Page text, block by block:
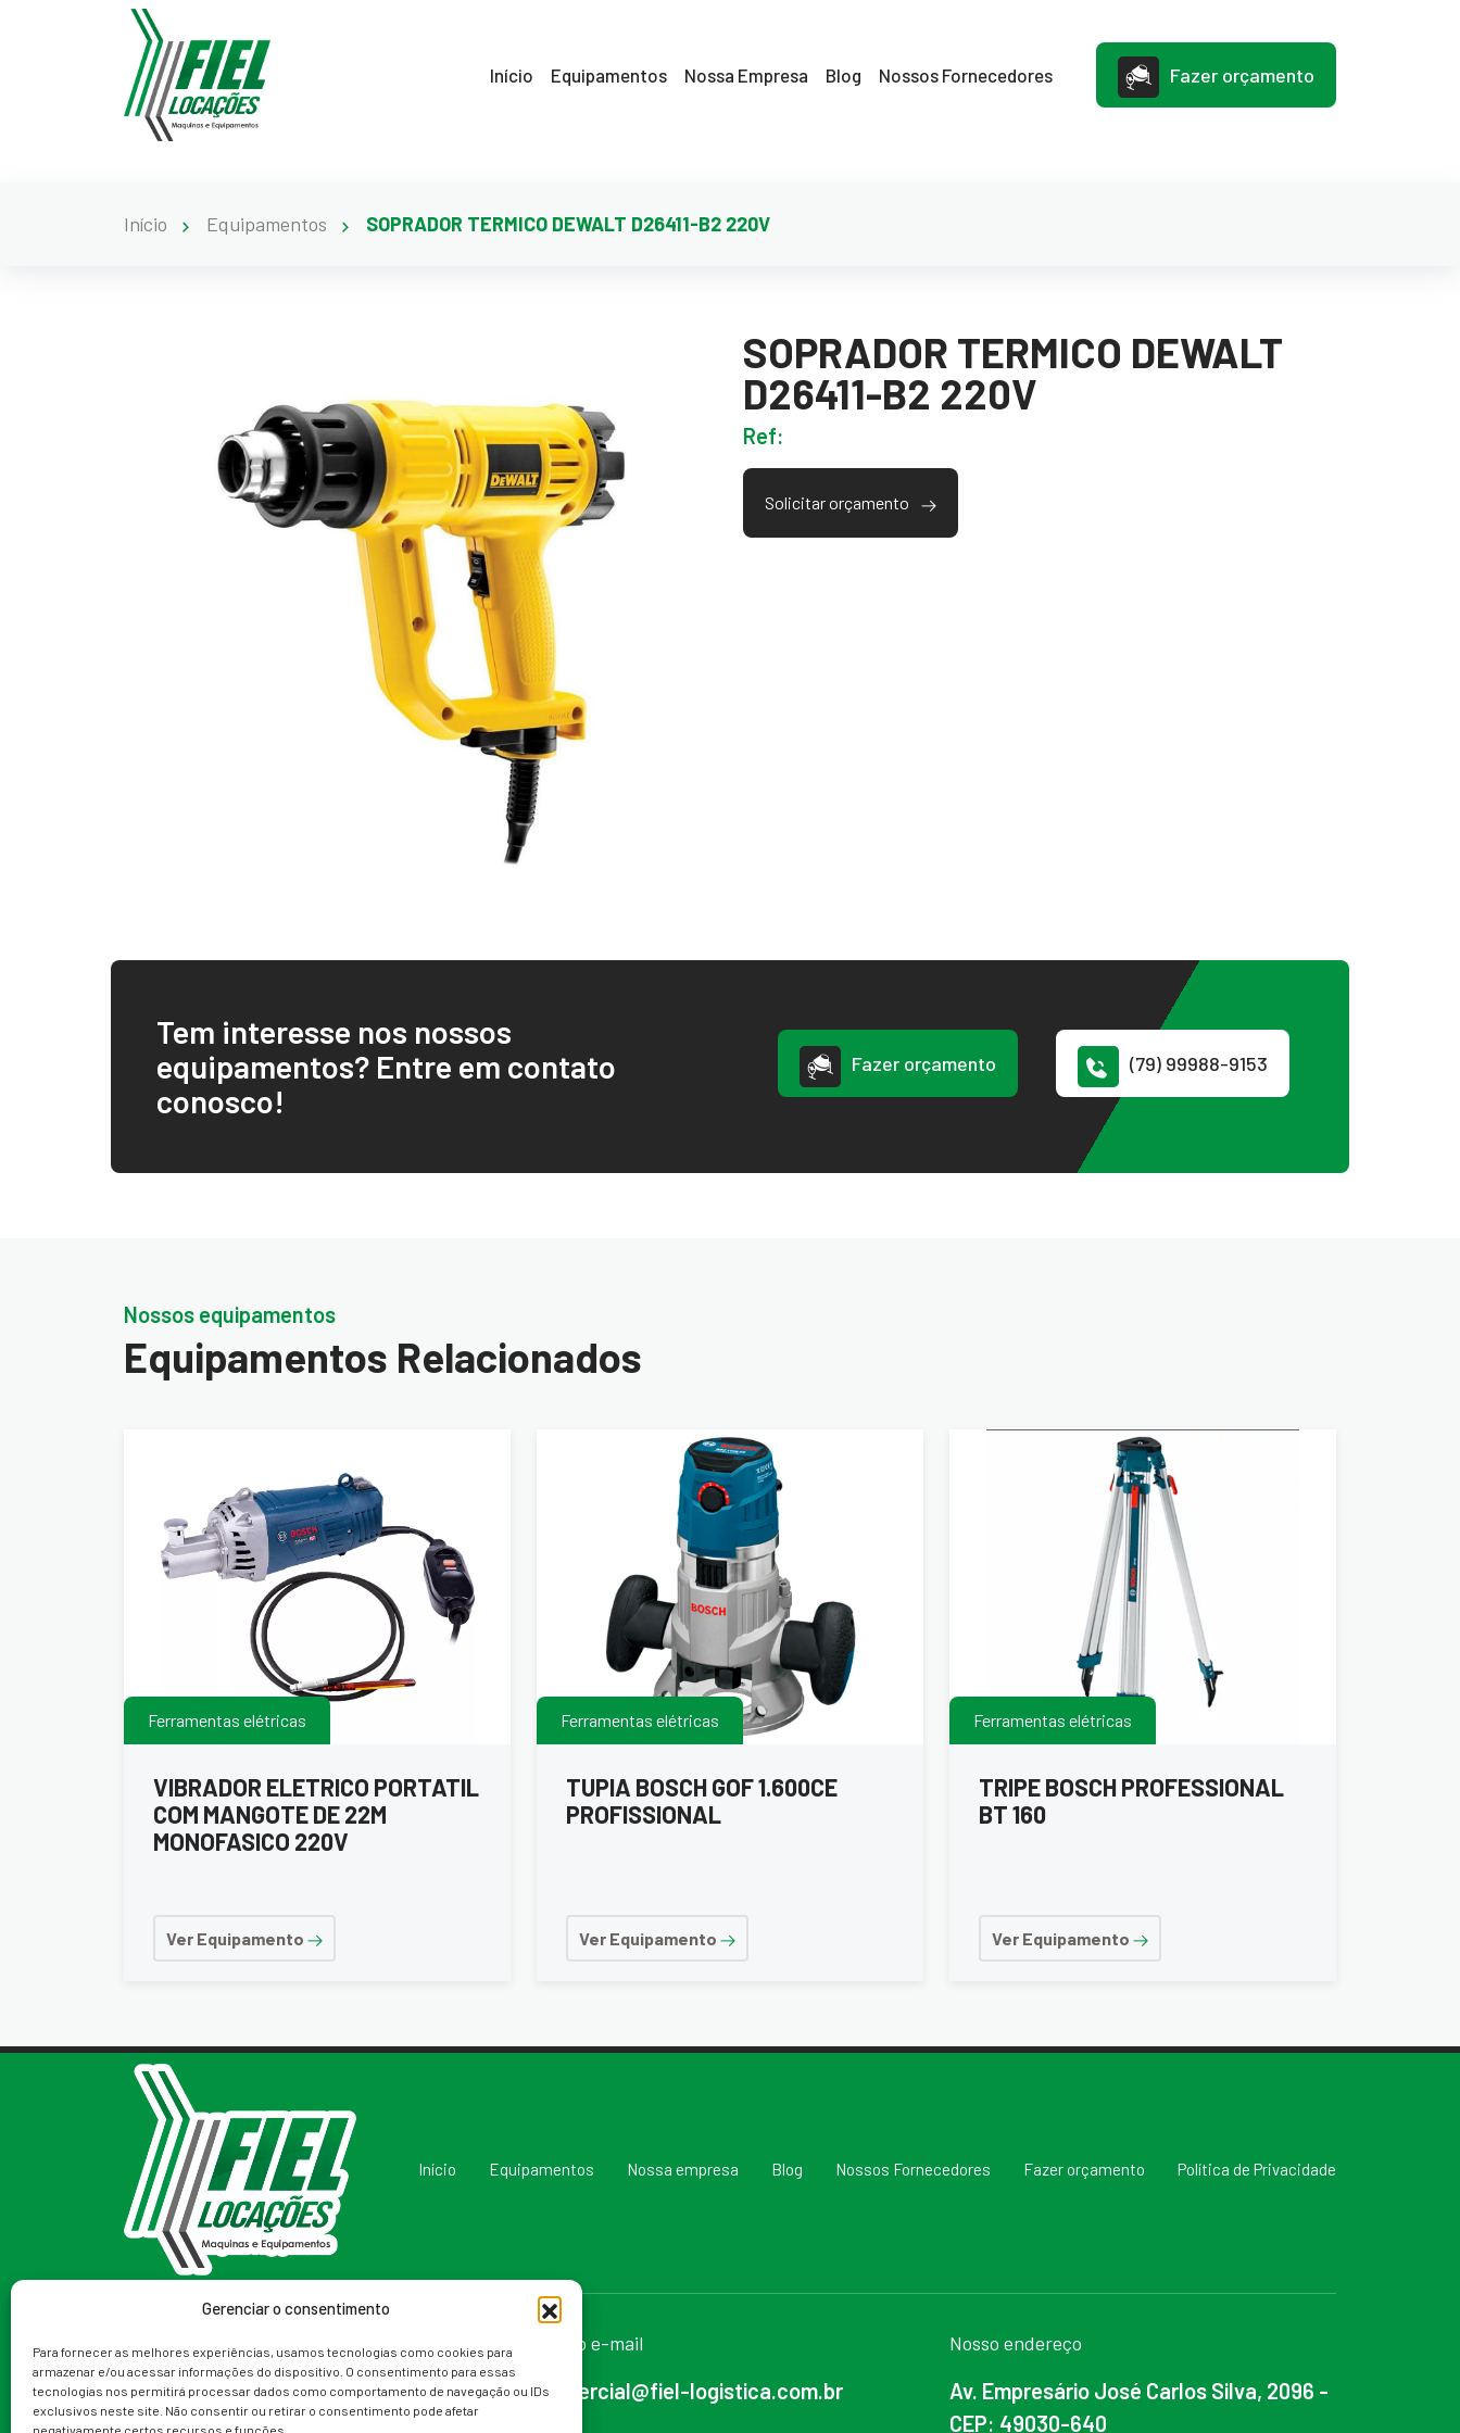
Gerenciar o consentimento
Para fornecer as melhores experiências, usamos tecnologias como cookies para
armazenar e/ou acessar informações do dispositivo. O consentimento para essas
tecnologias nos permitirá processar dados como comportamento de navegação ou IDs
exclusivos neste site. Não consentir ou retirar o consentimento pode afetar
negativamente certos recursos e funções.
Início Equipamentos Nossa Empresa Blog Nossos Fornecedores Fazer orçamento
Início Equipamentos SOPRADOR TERMICO DEWALT D26411-B2 220V
SOPRADOR TERMICO DEWALT
D26411-B2 220V
Ref:
Solicitar orçamento
Tem interesse nos nossos
equipamentos? Entre em contato
conosco!
Fazer orçamento (79) 99988-9153
Nossos equipamentos
Equipamentos Relacionados
Ferramentas elétricas
VIBRADOR ELETRICO PORTATIL
COM MANGOTE DE 22M
MONOFASICO 220V
Ver Equipamento
Ferramentas elétricas
TUPIA BOSCH GOF 1.600CE
PROFISSIONAL
Ver Equipamento
Ferramentas elétricas
TRIPE BOSCH PROFESSIONAL
BT 160
Ver Equipamento
Início Equipamentos Nossa empresa Blog Nossos Fornecedores Fazer orçamento Política de Privacidade
Redes Sociais Telefone
(79) 99988-9153
Nosso e-mail
comercial@fiel-logistica.com.br
Nosso endereço
Av. Empresário José Carlos Silva, 2096 -
CEP: 49030-640